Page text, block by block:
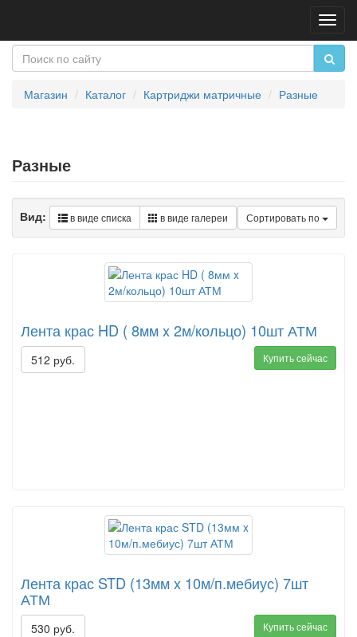
Магазин Каталог Картриджи матричные Разные
Разные
Сортировать по
Вид: в виде списка в виде галереи
Лента крас HD ( 8мм x 2м/кольцо) 10шт АТМ
512 руб. Купить сейчас
Лента крас STD (13мм x 10м/п.мебиус) 7шт
АТМ
530 руб. Купить сейчас